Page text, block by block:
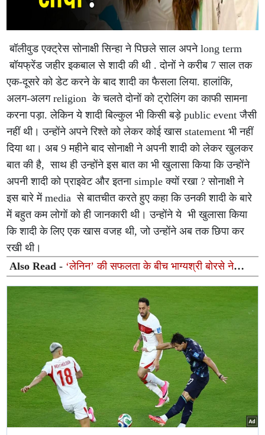
बॉलीवुड एक्ट्रेस सोनाक्षी सिन्हा ने पिछले साल अपने long term
बॉयफ्रेंड जहीर इकबाल से शादी की थी . दोनों ने करीब 7 साल तक
एक-दूसरे को डेट करने के बाद शादी का फैसला लिया. हालांकि,
अलग-अलग religion के चलते दोनों को ट्रोलिंग का काफी सामना
करना पड़ा. लेकिन ये शादी बिल्कुल भी किसी बड़े public event जैसी
नहीं थी। उन्होंने अपने रिश्ते को लेकर कोई खास statement भी नहीं
दिया था। अब 9 महीने बाद सोनाक्षी ने अपनी शादी को लेकर खुलकर
बात की है, साथ ही उन्होंने इस बात का भी खुलासा किया कि उन्होंने
अपनी शादी को प्राइवेट और इतना simple क्यों रखा ? सोनाक्षी ने
इस बारे में media से बातचीत करते हुए कहा कि उनकी शादी के बारे
में बहुत कम लोगों को ही जानकारी थी। उन्होंने ये भी खुलासा किया
कि शादी के लिए एक खास वजह थी, जो उन्होंने अब तक छिपा कर
रखी थी।
Also Read - ‘लेनिन’ की सफलता के बीच भाग्यश्री बोरसे ने
जाहिर की दिल की ख्वाहिश, इस साउथ सुपरस्टार के साथ जाना
चाहती हैं डिनर डेट पर